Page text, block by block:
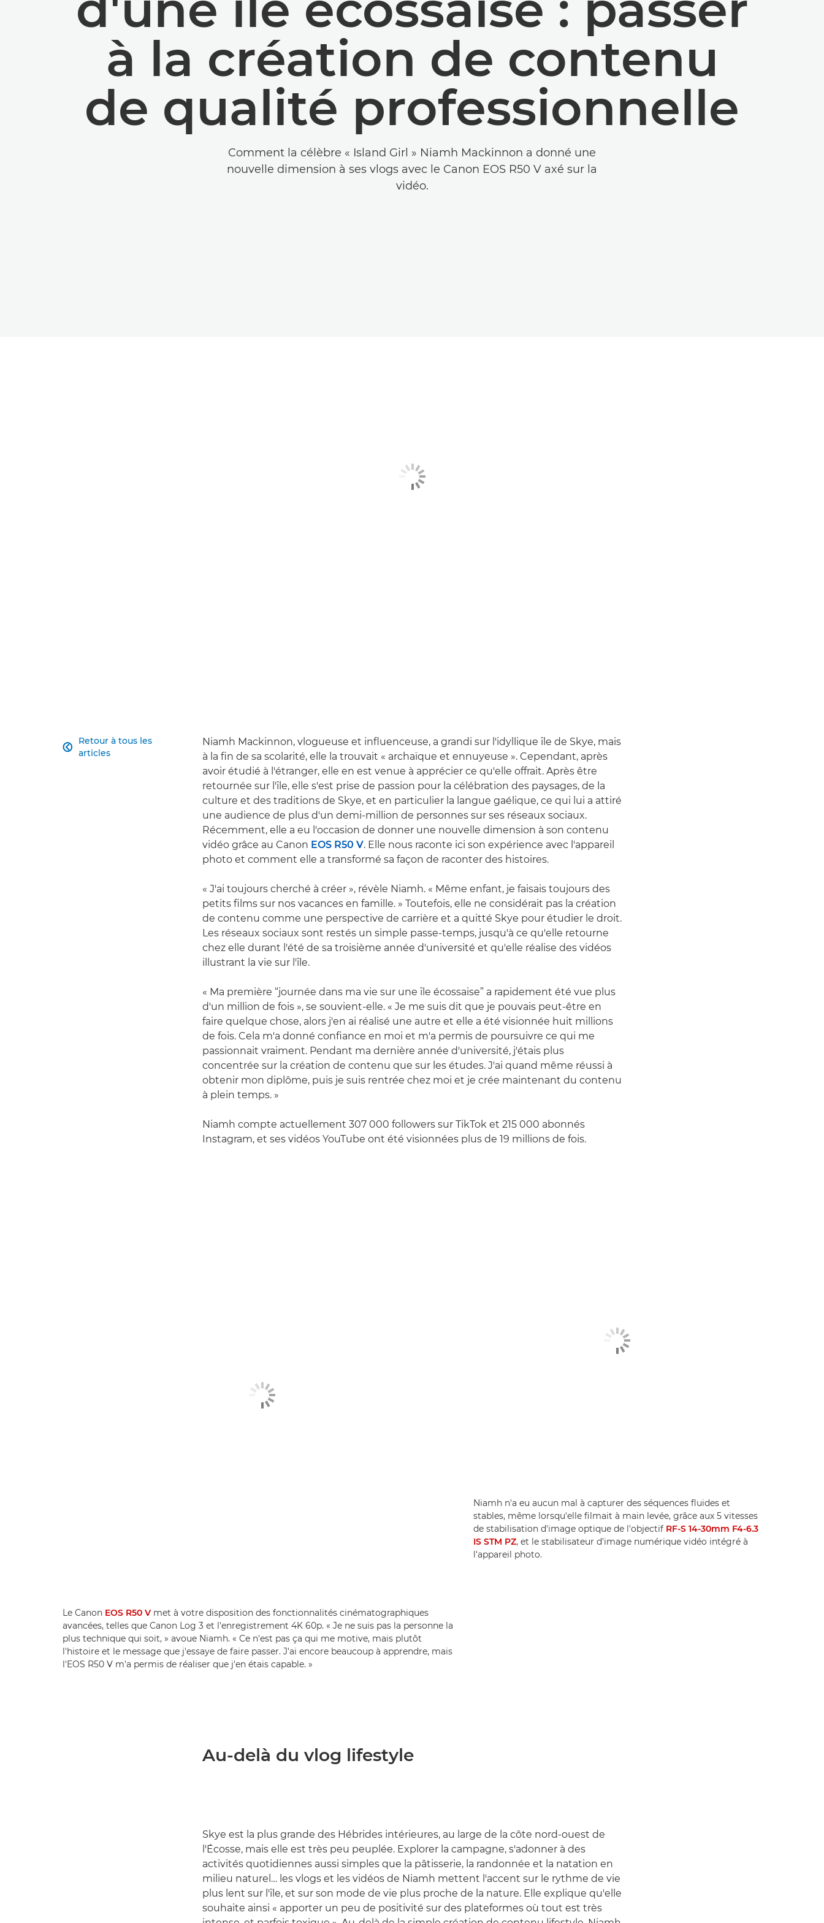
à la création de contenu
de qualité professionnelle
Comment la célèbre « Island Girl » Niamh Mackinnon a donné une
nouvelle dimension à ses vlogs avec le Canon EOS R50 V axé sur la
vidéo.
Retour à tous les
articles

Niamh Mackinnon, vlogueuse et influenceuse, a grandi sur l'idyllique île de Skye, mais
à la fin de sa scolarité, elle la trouvait « archaïque et ennuyeuse ». Cependant, après
avoir étudié à l'étranger, elle en est venue à apprécier ce qu'elle offrait. Après être
retournée sur l'île, elle s'est prise de passion pour la célébration des paysages, de la
culture et des traditions de Skye, et en particulier la langue gaélique, ce qui lui a attiré
une audience de plus d'un demi-million de personnes sur ses réseaux sociaux.
Récemment, elle a eu l'occasion de donner une nouvelle dimension à son contenu
vidéo grâce au Canon EOS R50 V. Elle nous raconte ici son expérience avec l'appareil
photo et comment elle a transformé sa façon de raconter des histoires.
« J'ai toujours cherché à créer », révèle Niamh. « Même enfant, je faisais toujours des
petits films sur nos vacances en famille. » Toutefois, elle ne considérait pas la création
de contenu comme une perspective de carrière et a quitté Skye pour étudier le droit.
Les réseaux sociaux sont restés un simple passe-temps, jusqu'à ce qu'elle retourne
chez elle durant l'été de sa troisième année d'université et qu'elle réalise des vidéos
illustrant la vie sur l'île.
« Ma première “journée dans ma vie sur une île écossaise” a rapidement été vue plus
d'un million de fois », se souvient-elle. « Je me suis dit que je pouvais peut-être en
faire quelque chose, alors j'en ai réalisé une autre et elle a été visionnée huit millions
de fois. Cela m'a donné confiance en moi et m'a permis de poursuivre ce qui me
passionnait vraiment. Pendant ma dernière année d'université, j'étais plus
concentrée sur la création de contenu que sur les études. J'ai quand même réussi à
obtenir mon diplôme, puis je suis rentrée chez moi et je crée maintenant du contenu
à plein temps. »
Niamh compte actuellement 307 000 followers sur TikTok et 215 000 abonnés
Instagram, et ses vidéos YouTube ont été visionnées plus de 19 millions de fois.
Le Canon EOS R50 V met à votre disposition des fonctionnalités cinématographiques
avancées, telles que Canon Log 3 et l'enregistrement 4K 60p. « Je ne suis pas la personne la
plus technique qui soit, » avoue Niamh. « Ce n'est pas ça qui me motive, mais plutôt
l'histoire et le message que j'essaye de faire passer. J'ai encore beaucoup à apprendre, mais
l'EOS R50 V m'a permis de réaliser que j'en étais capable. »
Niamh n'a eu aucun mal à capturer des séquences fluides et
stables, même lorsqu'elle filmait à main levée, grâce aux 5 vitesses
de stabilisation d'image optique de l'objectif RF-S 14-30mm F4-6.3
IS STM PZ, et le stabilisateur d'image numérique vidéo intégré à
l'appareil photo.
Au-delà du vlog lifestyle
Skye est la plus grande des Hébrides intérieures, au large de la côte nord-ouest de
l'Écosse, mais elle est très peu peuplée. Explorer la campagne, s'adonner à des
activités quotidiennes aussi simples que la pâtisserie, la randonnée et la natation en
milieu naturel… les vlogs et les vidéos de Niamh mettent l'accent sur le rythme de vie
plus lent sur l'île, et sur son mode de vie plus proche de la nature. Elle explique qu'elle
souhaite ainsi « apporter un peu de positivité sur des plateformes où tout est très